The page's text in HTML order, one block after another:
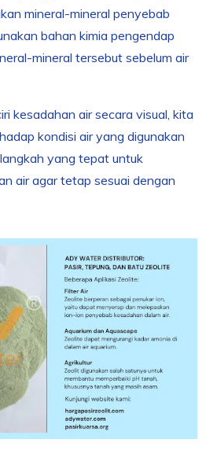
mineral-mineral penyebab
bahan kimia pengendap
mineral tersebut sebelum air
kesadahan air secara visual, kita
kondisi air yang digunakan
yang tepat untuk
air agar tetap sesuai dengan